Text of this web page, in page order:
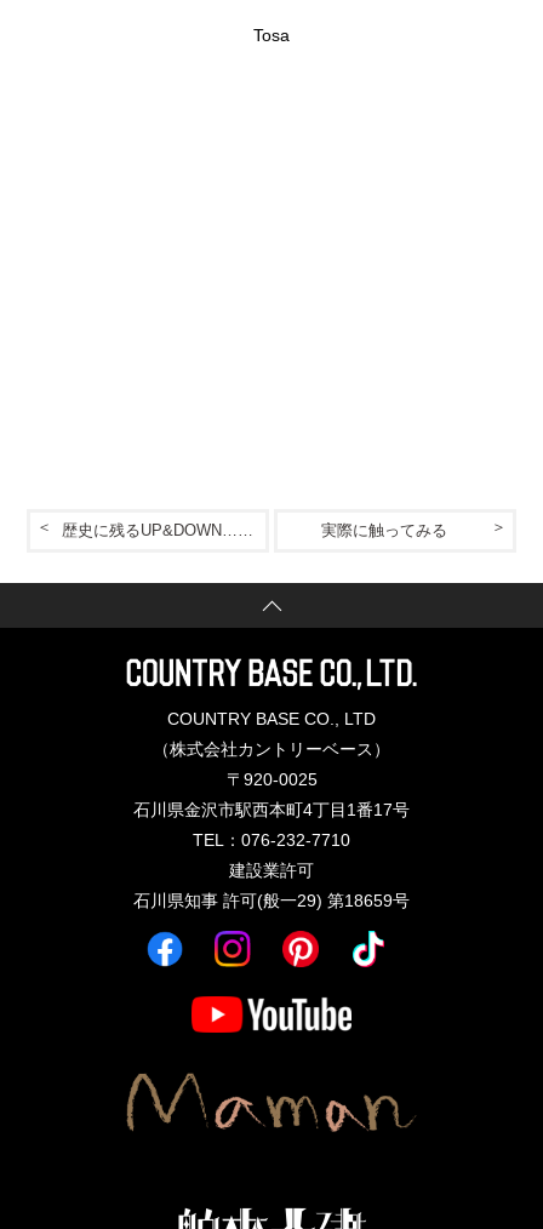
Tosa
実際に触ってみる
歴史に残るUP&DOWN…写真ってこわいですね。
COUNTRY BASE CO., LTD
（株式会社カントリーベース）
〒920-0025
石川県金沢市駅西本町4丁目1番17号
TEL：076-232-7710
建設業許可
石川県知事 許可(般一29) 第18659号